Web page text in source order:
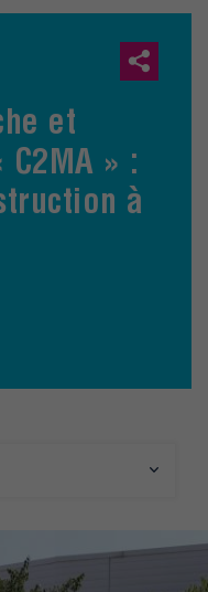
et
C2MA » :
à